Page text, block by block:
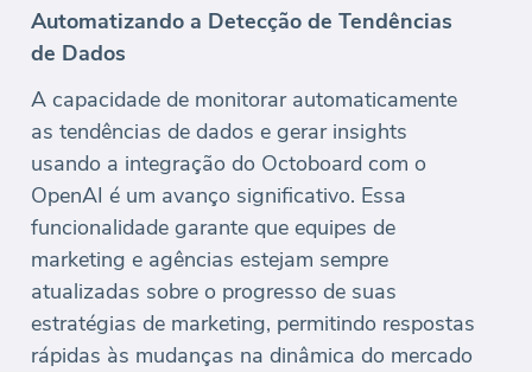
Automatizando a Detecção de Tendências
de Dados
A capacidade de monitorar automaticamente
as tendências de dados e gerar insights
usando a integração do Octoboard com o
OpenAI é um avanço significativo. Essa
funcionalidade garante que equipes de
marketing e agências estejam sempre
atualizadas sobre o progresso de suas
estratégias de marketing, permitindo respostas
rápidas às mudanças na dinâmica do mercado